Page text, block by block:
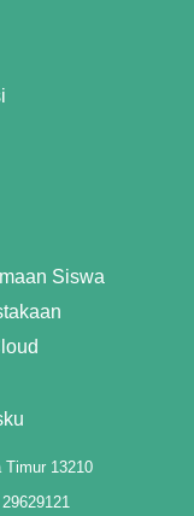
Siswa
13210